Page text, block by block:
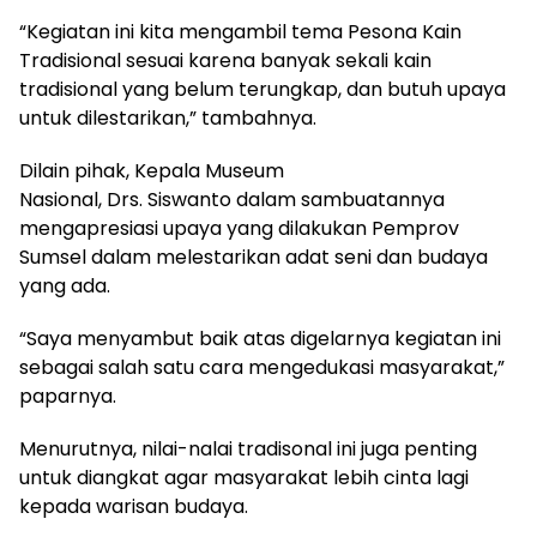
“Kegiatan ini kita mengambil tema Pesona Kain
Tradisional sesuai karena banyak sekali kain
tradisional yang belum terungkap, dan butuh upaya
untuk dilestarikan,” tambahnya.
Dilain pihak, Kepala Museum
Nasional, Drs. Siswanto dalam sambuatannya
mengapresiasiupaya yang dilakukan Pemprov
Sumsel dalam melestarikan adat seni dan budaya
yang ada.
“Saya menyambut baik atas digelarnya kegiatan ini
sebagai salah satu cara mengedukasi masyarakat,”
paparnya.
Menurutnya, nilai-nalai tradisonal ini juga penting
untuk diangkat agar masyarakat lebih cinta lagi
kepada warisan budaya.